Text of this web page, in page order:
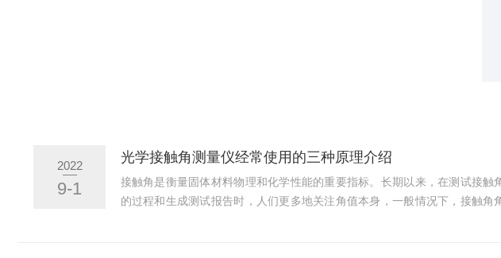
2022
9-1
光学接触角测量仪经常使用的三种原理介绍
接触角是衡量固体材料物理和化学性能的重要指标。长期以来，在测试接触
的过程和生成测试报告时，人们更多地关注角值本身，一般情况下，接触角